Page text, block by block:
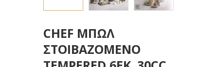
CHEF ΜΠΩΛ
ΣΤΟΙΒΑΖΟΜΕΝΟ